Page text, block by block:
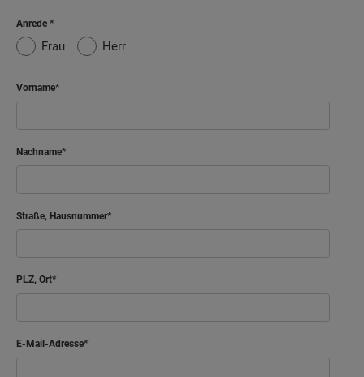
Anrede
Frau Herr
Vorname
Nachname
Straße, Hausnummer
PLZ, Ort
E-Mail-Adresse